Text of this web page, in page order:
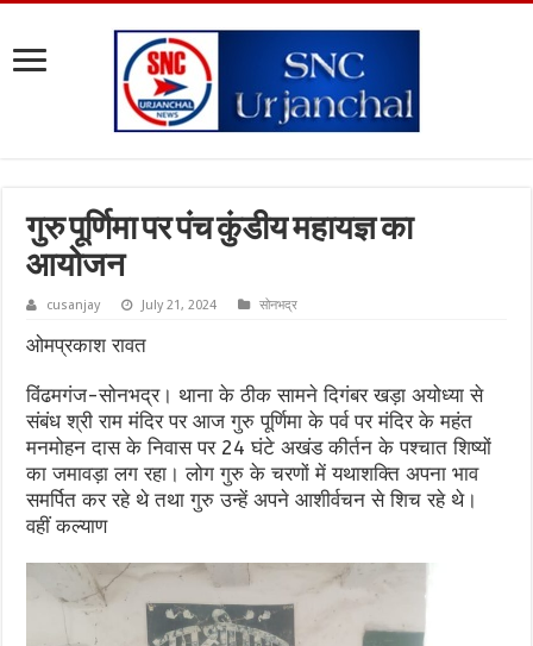
गुरु पूर्णिमा पर पंच कुंडीय महायज्ञ का
आयोजन
cusanjay July 21, 2024 सोनभद्र
ओमप्रकाश रावत
विंढमगंज-सोनभद्र। थाना के ठीक सामने दिगंबर खड़ा अयोध्या से
संबंध श्री राम मंदिर पर आज गुरु पूर्णिमा के पर्व पर मंदिर के महंत
मनमोहन दास के निवास पर 24 घंटे अखंड कीर्तन के पश्चात शिष्यों
का जमावड़ा लग रहा। लोग गुरु के चरणों में यथाशक्ति अपना भाव
समर्पित कर रहे थे तथा गुरु उन्हें अपने आशीर्वचन से शिच रहे थे।
वहीं कल्याण